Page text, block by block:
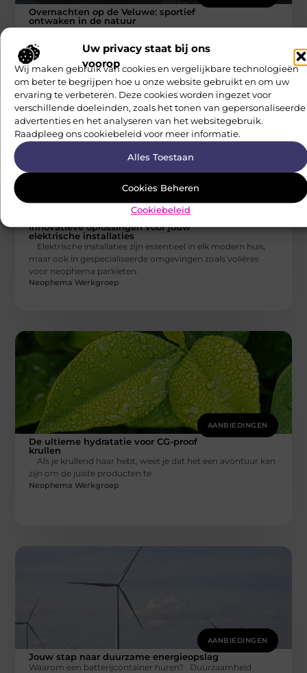
Uw privacy staat bij ons
voorop
Wij maken gebruik van cookies en vergelijkbare technologieën
om beter te begrijpen hoe u onze website gebruikt en om uw
ervaring te verbeteren. Deze cookies worden ingezet voor
verschillende doeleinden, zoals het tonen van gepersonaliseerde
advertenties en het analyseren van het websitegebruik.
Raadpleeg ons cookiebeleid voor meer informatie.
Alles Toestaan
Cookies Beheren
Cookiebeleid
Overnachten op de Veluwe: sportief
ontwaken in de natuur
Ben je toe aan een break waarbij je zowel actief bezig kunt
zijn als volledig kunt ontspannen? Dan is overnachten
Neophema Werkgroep
Innovatieve oplossingen voor jouw
elektrische installaties
Elektrische installaties zijn essentieel in elk modern huis,
maar ook in gespecialiseerde omgevingen zoals volières
voor neophema parkieten.
Neophema Werkgroep
AANBIEDINGEN
De ultieme hydratatie voor CG-proof
krullen
Als je krullend haar hebt, weet je dat het een avontuur kan
zijn om de juiste producten te
Neophema Werkgroep
AANBIEDINGEN
Jouw stap naar duurzame energieopslag
Waarom een batterijcontainer huren? Duurzaamheid